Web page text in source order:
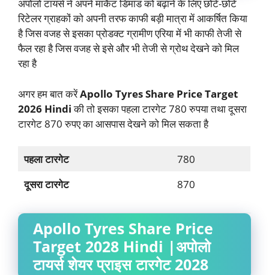
अपोलो टायर्स ने अपने मार्केट डिमांड को बढ़ाने के लिए छोटे-छोटे
रिटेलर ग्राहकों को अपनी तरफ काफी बड़ी मात्रा में आकर्षित किया
है जिस वजह से इसका प्रोडक्ट ग्रामीण एरिया में भी काफी तेजी से
फैल रहा है जिस वजह से इसे और भी तेजी से ग्रोथ देखने को मिल
रहा है
अगर हम बात करेंApollo Tyres Share Price Target
2026 Hindiकी तो इसका पहला टारगेट 780 रुपया तथा दूसरा
टारगेट 870 रुपए का आसपास देखने को मिल सकता है
पहला टारगेट
780
दूसरा टारगेट
870
Apollo Tyres Share Price
Target 2028 Hindi |अपोलो
टायर्सशेयर प्राइस टारगेट 2028